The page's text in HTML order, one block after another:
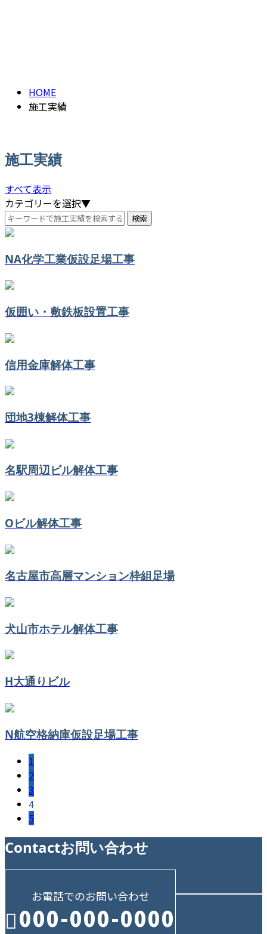
HOME
施工実績
施工実績
すべて表示
カテゴリーを選択▼
NA化学工業仮設足場工事
仮囲い・敷鉄板設置工事
信用金庫解体工事
団地3棟解体工事
名駅周辺ビル解体工事
Oビル解体工事
名古屋市高層マンション枠組足場
犬山市ホテル解体工事
H大通りビル
N航空格納庫仮設足場工事
1
2
3
4
5
Contactお問い合わせ
お電話でのお問い合わせ
000-000-0000